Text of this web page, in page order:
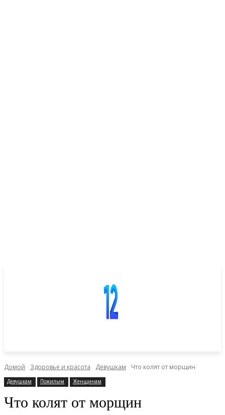
Домой Здоровье и красота Девушкам Что колят от морщин
Девушкам Пожилым Женщинам
Что колят от морщин